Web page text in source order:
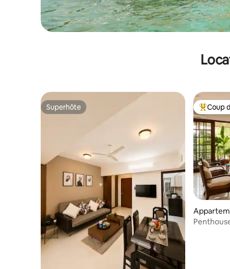
Superhôte
Superhôte Coups
Coup